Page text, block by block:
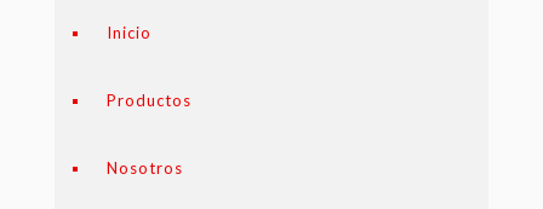
Inicio
Productos
Nosotros